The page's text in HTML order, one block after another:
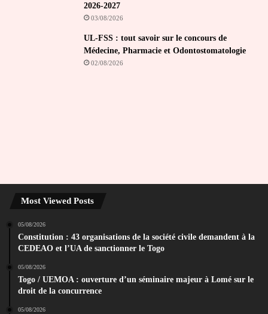
2026-2027
03/08/2026
UL-FSS : tout savoir sur le concours de
Médecine, Pharmacie et Odontostomatologie
02/08/2026
Most Viewed Posts
05/08/2026
Constitution : 43 organisations de la société civile demandent à la
CEDEAO et l’UA de sanctionner le Togo
05/08/2026
Togo / UEMOA : ouverture d’un séminaire majeur à Lomé sur le
droit de la concurrence
05/08/2026